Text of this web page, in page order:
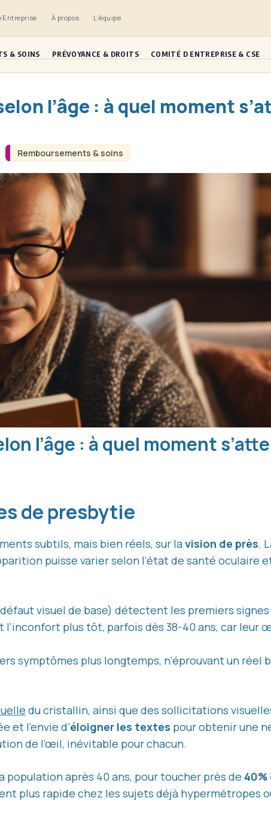
Entreprise À propos L’équipe
& SOINS PRÉVOYANCE & DROITS COMITÉ D ENTREPRISE & CSE
Remboursements & soins
l’âge : à quel moment
l’âge : à quel moment
de presbytie
subtils, mais bien réels, sur lavision de près.
puisse varier selon l’état de santé oculaire
visuel de base) détectent les premiers signes
plus tôt, parfois dès 38-40 ans, car leur
symptômes plus longtemps, n’éprouvant un réel
du cristallin, ainsi que des sollicitations
et l’envie d’éloigner les textes pour obtenir une
de l’œil, inévitable pour chacun.
après 40 ans, pour toucher près de 40%
plus rapide chez les sujets déjà hypermétropes